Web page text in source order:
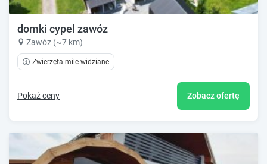
domki cypel zawóz
Zawóz (~7 km)
Zwierzęta mile widziane
Pokaż ceny Zobacz ofertę